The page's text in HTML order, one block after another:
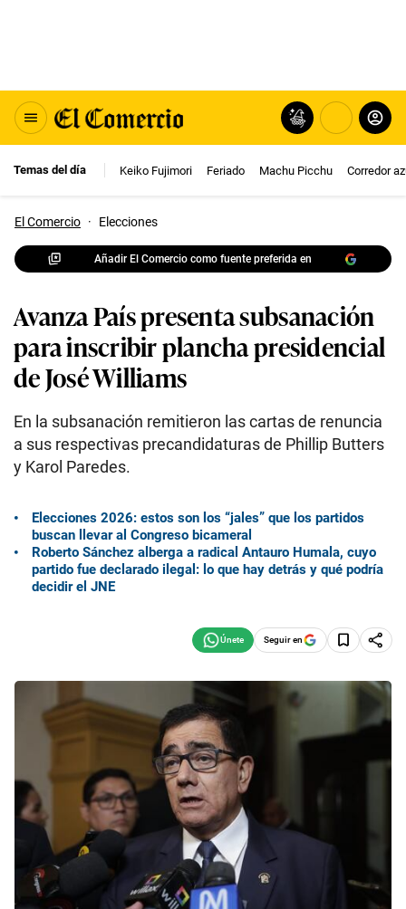
Temas del día Keiko Fujimori Feriado Machu Picchu Corredor
El Comercio · Elecciones
Añadir El Comercio como fuente preferida en
Avanza País presenta subsanación
para inscribir plancha presidencial
de José Williams
En la subsanación remitieron las cartas de renuncia
a sus respectivas precandidaturas de Phillip Butters
y Karol Paredes.
Elecciones 2026: estos son los “jales” que los partidos
buscan llevar al Congreso bicameral
Roberto Sánchez alberga a radical Antauro Humala, cuyo
partido fue declarado ilegal: lo que hay detrás y qué podría
decidir el JNE
Seguir en